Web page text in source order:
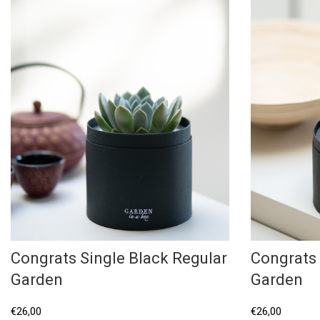
Congrats Single Black Regular
Garden
€26,00
Garden
€26,00